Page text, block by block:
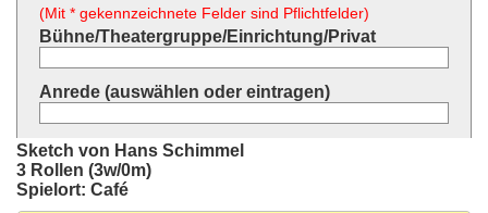
(Mit * gekennzeichnete Felder sind Pflichtfelder)
Bühne/Theatergruppe/Einrichtung/Privat
Anrede (auswählen oder eintragen)
Vor- und Nachname *
Straße und Hausnummer *
Sketch von Hans Schimmel
3 Rollen (3w/0m)
Spielort: Café